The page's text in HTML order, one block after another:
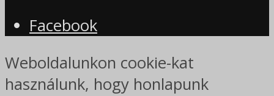
Facebook
Weboldalunkon cookie-kat
használunk, hogy honlapunk